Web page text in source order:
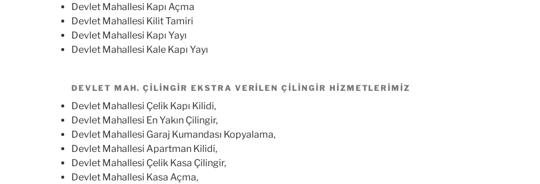
Devlet Mahallesi Kapı Açma
Devlet Mahallesi Kilit Tamiri
Devlet Mahallesi Kapı Yayı
Devlet Mahallesi Kale Kapı Yayı
DEVLET MAH. ÇILINGIR EKSTRA VERILEN ÇILINGIR HIZMETLERIMIZ
Devlet Mahallesi Çelik Kapı Kilidi,
Devlet Mahallesi En Yakın Çilingir,
Devlet Mahallesi Garaj Kumandası Kopyalama,
Devlet Mahallesi Apartman Kilidi,
Devlet Mahallesi Çelik Kasa Çilingir,
Devlet Mahallesi Kasa Açma,